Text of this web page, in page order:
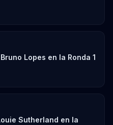
Lopes en la Ronda 1
Sutherland en la